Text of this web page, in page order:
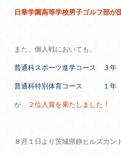
日章学園高等学校男子ゴルフ部が
また、個人戦においても、
普通科スポーツ進学コース ３
普通科特別体育コース １年
が、 ２位入賞を果たしました！
８月１日より茨城県静ヒルズカン